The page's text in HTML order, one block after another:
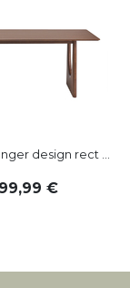
design rect ...
,99